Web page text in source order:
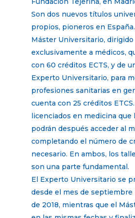
Son dos nuevos títulos
propios, pioneros en
Máster Universitario, dirigido
exclusivamente a médicos,
con 60 créditos ECTS, y de
Experto Universitario, para
profesiones sanitarias en
cuenta con 25 créditos
licenciados en medicina que
podrán después acceder al
completando el número de
necesario. En ambos, los
son una parte fundamental.
El Experto Universitario se
desde el mes de septiembre
de 2018, mientras que el